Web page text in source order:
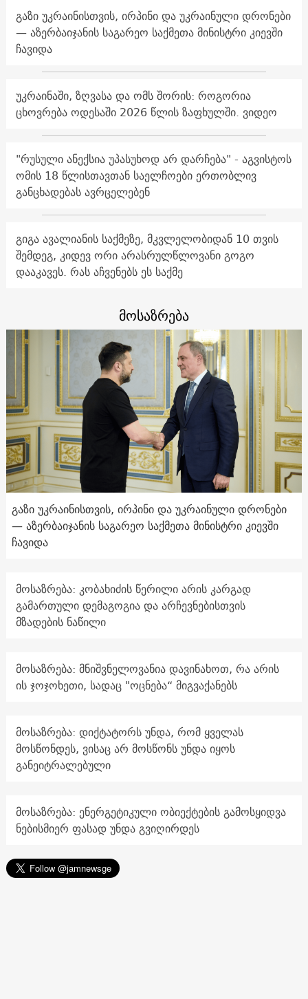
გაზი უკრაინისთვის, ირპინი და უკრაინული დრონები
— აზერბაიჯანის საგარეო საქმეთა მინისტრი კიევში
ჩავიდა
უკრაინაში, ზღვასა და ომს შორის: როგორია
ცხოვრება ოდესაში 2026 წლის ზაფხულში. ვიდეო
"რუსული ანექსია უპასუხოდ არ დარჩება" - აგვისტოს
ომის 18 წლისთავთან საელჩოები ერთობლივ
განცხადებას ავრცელებენ
გიგა ავალიანის საქმეზე, მკვლელობიდან 10 თვის
შემდეგ, კიდევ ორი არასრულწლოვანი გოგო
დააკავეს. რას აჩვენებს ეს საქმე
მოსაზრება
გაზი უკრაინისთვის, ირპინი და უკრაინული დრონები
— აზერბაიჯანის საგარეო საქმეთა მინისტრი კიევში
ჩავიდა
მოსაზრება: კობახიძის წერილი არის კარგად
გამართული დემაგოგია და არჩევნებისთვის
მზადების ნაწილი
მოსაზრება: მნიშვნელოვანია დავინახოთ, რა არის
ის ჯოჯოხეთი, სადაც "ოცნება“ მიგვაქანებს
მოსაზრება: დიქტატორს უნდა, რომ ყველას
მოსწონდეს, ვისაც არ მოსწონს უნდა იყოს
განეიტრალებული
მოსაზრება: ენერგეტიკული ობიექტების გამოსყიდვა
ნებისმიერ ფასად უნდა გვიღირდეს